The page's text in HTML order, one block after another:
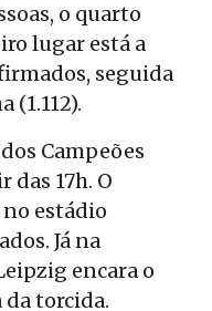
o quarto
lugar está a
seguida
(1.112).
Campeões
das 17h. O
estádio
Já na
encara o
torcida.